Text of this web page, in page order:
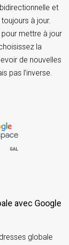
et
à jour.
mettre à jour
la
de nouvelles
pas l’inverse.
globale